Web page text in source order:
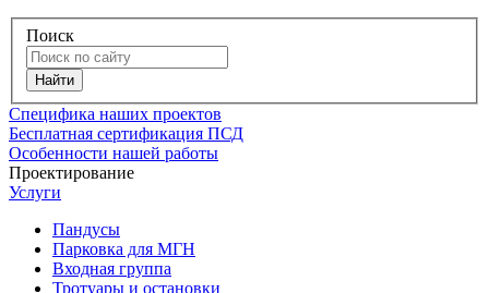
Поиск
Специфика наших проектов
Бесплатная сертификация ПСД
Особенности нашей работы
Проектирование
Услуги
Пандусы
Парковка для МГН
Входная группа
Тротуары и остановки